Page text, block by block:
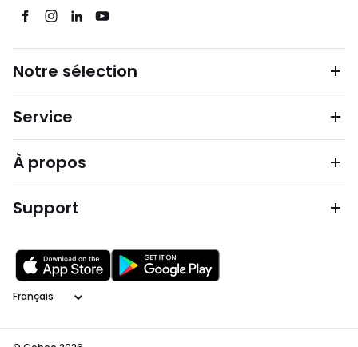
Notre sélection
Service
À propos
Support
Langage